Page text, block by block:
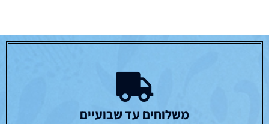
משלוחים עד שבועיים